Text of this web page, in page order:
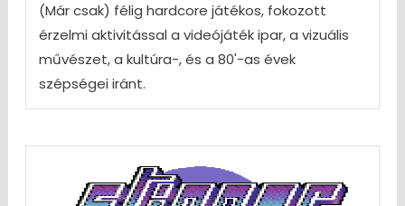
(Már csak) félig hardcore játékos, fokozott
érzelmi aktivitással a videójáték ipar, a vizuális
művészet, a kultúra-, és a 80'-as évek
szépségei iránt.